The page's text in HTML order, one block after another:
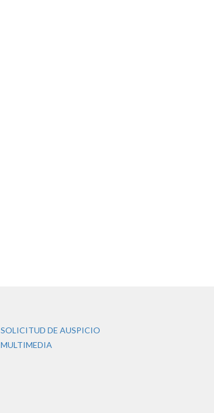
SOLICITUD DE AUSPICIO
MULTIMEDIA